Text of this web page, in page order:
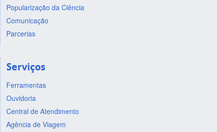
Popularização da Ciência
Comunicação
Parcerias
Serviços
Ferramentas
Ouvidoria
Central de Atendimento
Agência de Viagem